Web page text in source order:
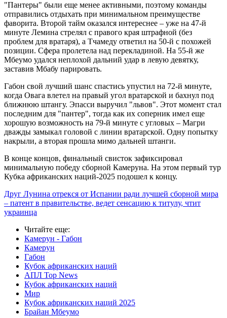
"Пантеры" были еще менее активными, поэтому команды
отправились отдыхать при минимальном преимуществе
фаворита. Второй тайм оказался интереснее – уже на 47-й
минуте Лемина стрелял с правого края штрафной (без
проблем для вратаря), а Тчамеду ответил на 50-й с похожей
позиции. Сфера пролетела над перекладиной. На 55-й же
Мбеумо удался неплохой дальний удар в левую девятку,
заставив Мбабу парировать.
Габон свой лучший шанс спастись упустил на 72-й минуте,
когда Овага влетел на правый угол вратарской и бахнул под
ближнюю штангу. Эпасси выручил "львов". Этот момент стал
последним для "пантер", тогда как их соперник имел еще
хорошую возможность на 79-й минуте с угловых – Магри
дважды замыкал головой с линии вратарской. Одну попытку
накрыли, а вторая прошла мимо дальней штанги.
В конце концов, финальный свисток зафиксировал
минимальную победу сборной Камеруна. На этом первый тур
Кубка африканских наций-2025 подошел к концу.
Друг Лунина отрекся от Испании ради лучшей сборной мира
– патент в правительстве, ведет сенсацию к титулу, чтит
украинца
Читайте еще:
Камерун - Габон
Камерун
Габон
Кубок африканских наций
АПЛ Top News
Кубок африканских наций
Мир
Кубок африканских наций 2025
Брайан Мбеумо